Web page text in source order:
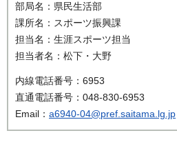
部局名：県民生活部
課所名：スポーツ振興課
担当名：生涯スポーツ担当
担当者名：松下・大野
内線電話番号：6953
直通電話番号：048-830-6953
Email： a6940-04@pref.saitama.lg.jp